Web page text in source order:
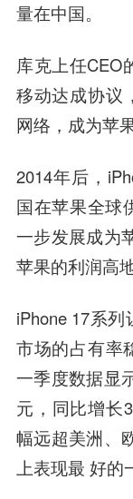
量在中国。
库克上任CEO
移动达成协议
网络，成为苹
2014年后，
国在苹果全球
一步发展成为
苹果的利润高地
iPhone 17系
市场的占有率
一季度数据显
元，同比增长
幅远超美洲、
上表现最 好的